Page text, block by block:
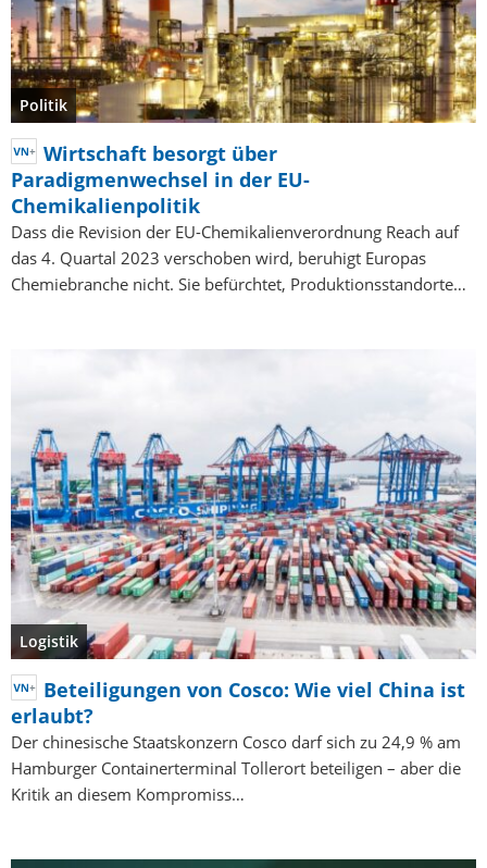
Politik
Wirtschaft besorgt über
Paradigmenwechsel in der EU-
Chemikalienpolitik
Dass die Revision der EU-Chemikalienverordnung Reach auf
das 4. Quartal 2023 verschoben wird, beruhigt Europas
Chemiebranche nicht. Sie befürchtet, Produktionsstandorte…
Logistik
Beteiligungen von Cosco: Wie viel China ist
erlaubt?
Der chinesische Staatskonzern Cosco darf sich zu 24,9 % am
Hamburger Containerterminal Tollerort beteiligen – aber die
Kritik an diesem Kompromiss…